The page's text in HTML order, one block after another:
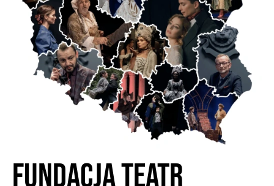
Fundacja Teatr